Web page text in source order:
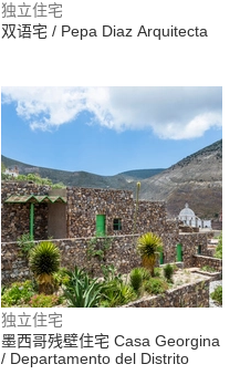
独立住宅
双语宅 / Pepa Diaz Arquitecta
独立住宅
墨西哥残壁住宅 Casa Georgina
/ Departamento del Distrito